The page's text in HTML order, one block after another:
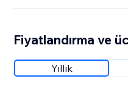
Fiyatlandırma ve
Yıllık